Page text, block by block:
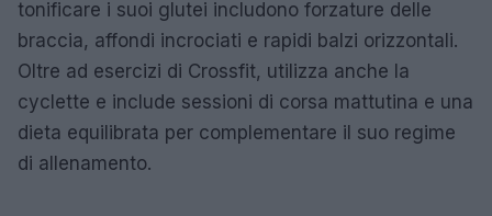
tonificare i suoi glutei includono forzature delle
braccia, affondi incrociati e rapidi balzi orizzontali.
Oltre ad esercizi di Crossfit, utilizza anche la
cyclette e include sessioni di corsa mattutina e una
dieta equilibrata per complementare il suo regime
di allenamento.